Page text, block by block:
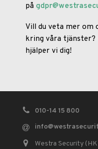
på
Vill du veta mer om
kring våra tjänster?
hjälper vi dig!
010-14 15 800
info
Westra Security